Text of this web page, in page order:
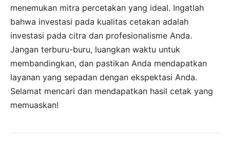
menemukan mitra percetakan yang ideal. Ingatlah
bahwa investasi pada kualitas cetakan adalah
investasi pada citra dan profesionalisme Anda.
Jangan terburu-buru, luangkan waktu untuk
membandingkan, dan pastikan Anda mendapatkan
layanan yang sepadan dengan ekspektasi Anda.
Selamat mencari dan mendapatkan hasil cetak yang
memuaskan!